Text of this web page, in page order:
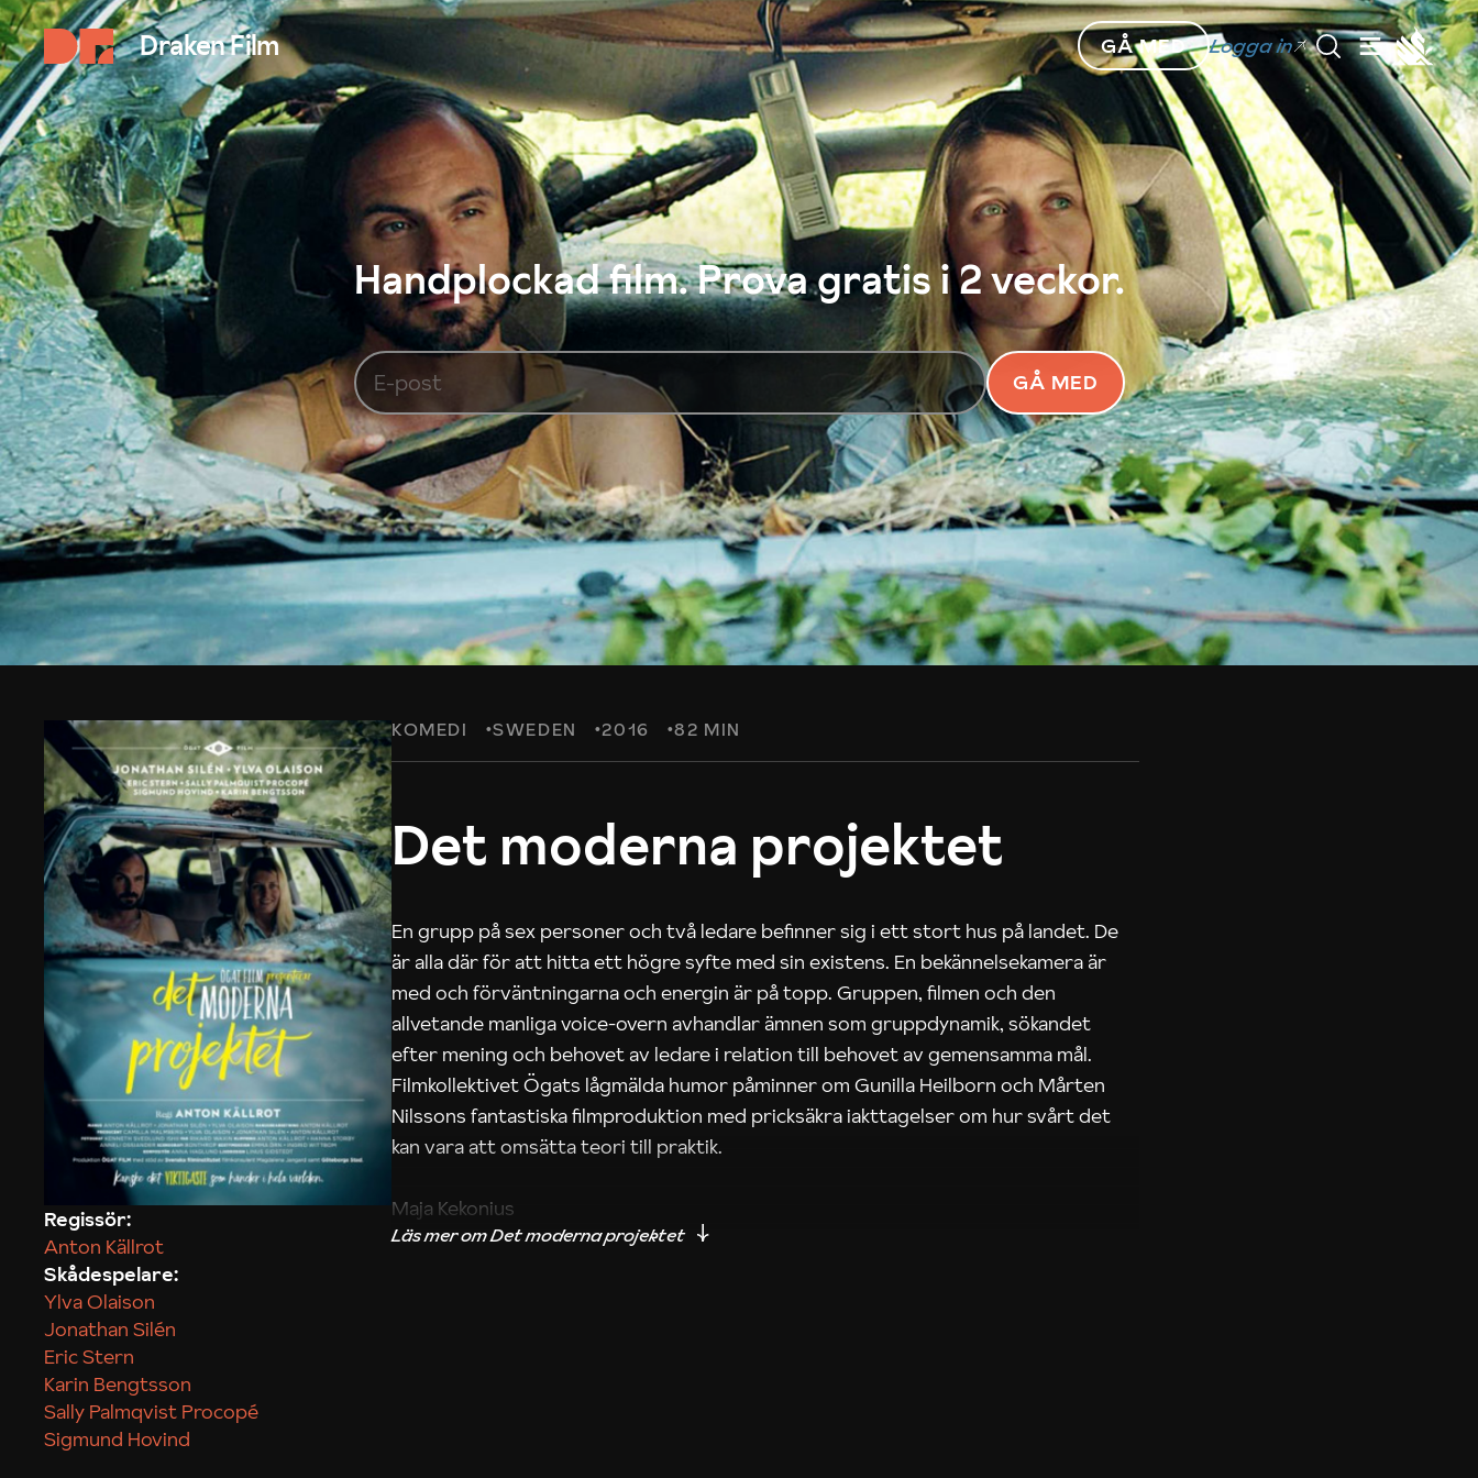
Draken Film GÅ MED Logga in
Handplockad film. Prova gratis i 2 veckor.
GÅ MED
KOMEDI SWEDEN 2016 82 MIN
Det moderna projektet
En grupp på sex personer och två ledare befinner sig i ett stort hus på landet. De
är alla där för att hitta ett högre syfte med sin existens. En bekännelsekamera är
med och förväntningarna och energin är på topp. Gruppen, filmen och den
allvetande manliga voice-overn avhandlar ämnen som gruppdynamik, sökandet
efter mening och behovet av ledare i relation till behovet av gemensamma mål.
Filmkollektivet Ögats lågmälda humor påminner om Gunilla Heilborn och Mårten
Nilssons fantastiska filmproduktion med pricksäkra iakttagelser om hur svårt det
kan vara att omsätta teori till praktik.
Maja Kekonius
Regissör:
Anton Källrot
Skådespelare:
Ylva Olaison
Jonathan Silén
Eric Stern
Karin Bengtsson
Sally Palmqvist Procopé
Sigmund Hovind